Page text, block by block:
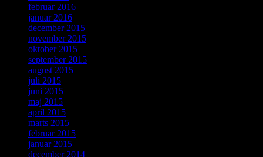
februar 2016
januar 2016
december 2015
november 2015
oktober 2015
september 2015
august 2015
juli 2015
juni 2015
maj 2015
april 2015
marts 2015
februar 2015
januar 2015
december 2014